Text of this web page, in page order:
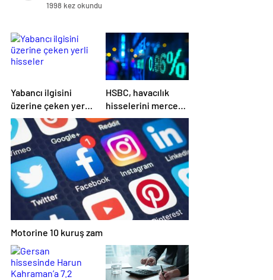
1998 kez okundu
Yabancı ilgisini
üzerine çeken yerli
hisseler
HSBC, havacılık
hisselerini mercek
altına aldı
Motorine 10 kuruş zam